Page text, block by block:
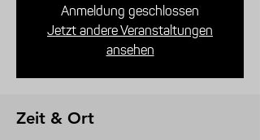
Anmeldung geschlossen
Jetzt andere Veranstaltungen
ansehen
Zeit & Ort